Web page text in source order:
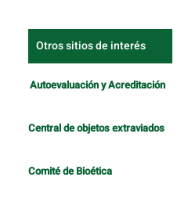
Otros sitios de interés
Autoevaluación y Acreditación
Central de objetos extraviados
Comité de Bioética